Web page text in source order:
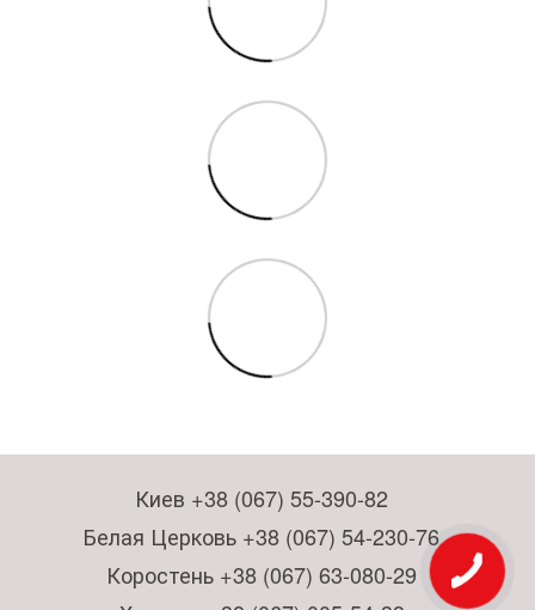
Киев +38 (067) 55-390-82
Белая Церковь +38 (067) 54-230-76
Коростень +38 (067) 63-080-29